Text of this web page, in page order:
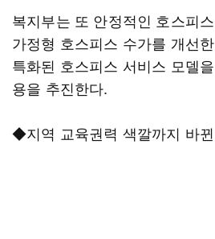
복지부는 또 안정적인 호스피
가정형 호스피스 수가를 개선
특화된 호스피스 서비스 모델
용을 추진한다.
◆지역 교육권력 색깔까지 바